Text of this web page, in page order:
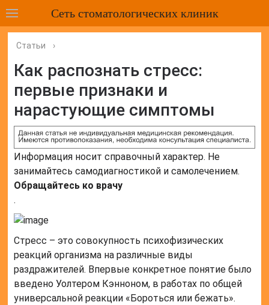
Сеть стоматологических клиник
Статьи ›
Как распознать стресс:
первые признаки и
нарастующие симптомы
Информация носит справочный характер. Не
занимайтесь самодиагностикой и самолечением.
Обращайтесь ко врачу
.
Стресс – это совокупность психофизических
реакций организма на различные виды
раздражителей. Впервые конкретное понятие было
введено Уолтером Кэнноном, в работах по общей
универсальной реакции «Бороться или бежать».